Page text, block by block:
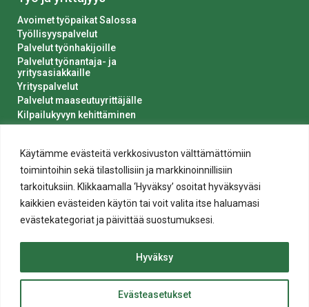
Käytämme evästeitä verkkosivuston välttämättömiin
toimintoihin sekä tilastollisiin ja markkinoinnillisiin
tarkoituksiin. Klikkaamalla ‘Hyväksy’ osoitat hyväksyväsi
kaikkien evästeiden käytön tai voit valita itse haluamasi
evästekategoriat ja päivittää suostumuksesi.
Evästeasetukset
Hyväksy
Avoimet työpaikat Salossa
Työllisyyspalvelut
Palvelut työnhakijoille
Palvelut työnantaja- ja
yritysasiakkaille
Yrityspalvelut
Palvelut maaseutuyrittäjälle
Kilpailukyvyn kehittäminen
Saavutettavuusseloste